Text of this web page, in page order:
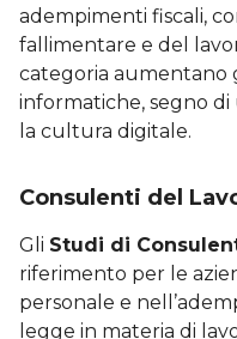
adempimenti fiscali,
fallimentare e del
categoria aumentano
informatiche, segno
la cultura digitale.
Consulenti del
Gli Studi di
riferimento per le
personale e
legge in materia di